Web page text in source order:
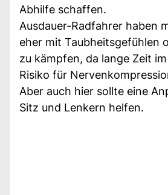
Abhilfe schaffen.
Ausdauer-Radfahrer haben
eher mit Taubheitsgefühlen
zu kämpfen, da lange Zeit
Risiko für
Aber auch hier sollte eine
Sitz und Lenkern helfen.